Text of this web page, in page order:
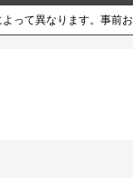
って異なります。事前